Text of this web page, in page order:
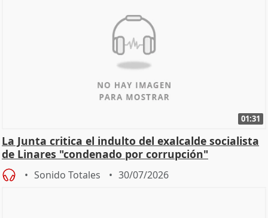
01:31
La Junta critica el indulto del exalcalde socialista
de Linares "condenado por corrupción"
Sonido Totales 30/07/2026